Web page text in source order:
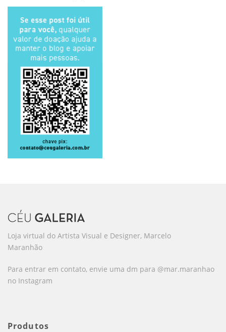
Loja virtual do Artista Visual e Designer, Marcelo
Maranhão
Para entrar em contato, envie uma dm para @mar.maranhao
no Instagram
Produtos